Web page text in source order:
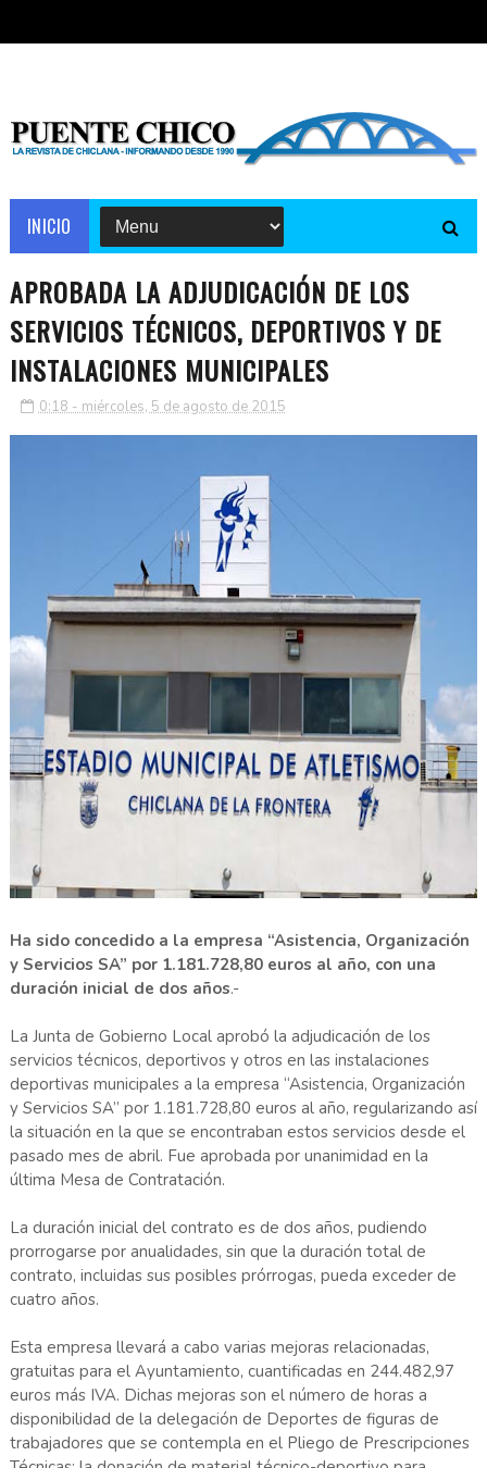
INICIO
APROBADA LA ADJUDICACIÓN DE LOS
SERVICIOS TÉCNICOS, DEPORTIVOS Y DE
INSTALACIONES MUNICIPALES
0:18 - miércoles, 5 de agosto de 2015
Ha sido concedido a la empresa “Asistencia, Organización
y Servicios SA” por 1.181.728,80 euros al año, con una
duración inicial de dos años.-
La Junta de Gobierno Local aprobó la adjudicación de los
servicios técnicos, deportivos y otros en las instalaciones
deportivas municipales a la empresa “Asistencia, Organización
y Servicios SA” por 1.181.728,80 euros al año, regularizando así
la situación en la que se encontraban estos servicios desde el
pasado mes de abril. Fue aprobada por unanimidad en la
última Mesa de Contratación.
La duración inicial del contrato es de dos años, pudiendo
prorrogarse por anualidades, sin que la duración total de
contrato, incluidas sus posibles prórrogas, pueda exceder de
cuatro años.
Esta empresa llevará a cabo varias mejoras relacionadas,
gratuitas para el Ayuntamiento, cuantificadas en 244.482,97
euros más IVA. Dichas mejoras son el número de horas a
disponibilidad de la delegación de Deportes de figuras de
trabajadores que se contempla en el Pliego de Prescripciones